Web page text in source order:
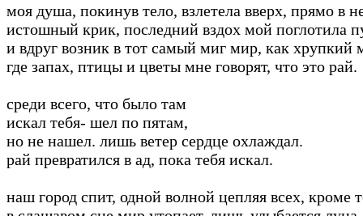
моя душа, покинув тело, взлетела вверх, прямо в
истошный крик, последний вздох мой поглотила
и вдруг возник в тот самый миг мир, как хрупкий
где запах, птицы и цветы мне говорят, что это рай.
среди всего, что было там
искал тебя- шел по пятам,
но не нашел. лишь ветер сердце охлаждал.
рай превратился в ад, пока тебя искал.
наш город спит, одной волной цепляя всех, кроме